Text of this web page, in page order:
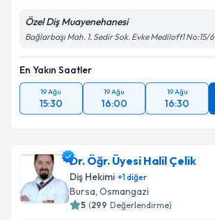
Özel Diş Muayenehanesi
Bağlarbaşı Mah. 1. Sedir Sok. Evke Mediloft1 No:15/6
En Yakın Saatler
19 Ağu
15:30
19 Ağu
16:00
19 Ağu
16:30
Dr. Öğr. Üyesi Halil Çelik
Diş Hekimi +1diğer
Bursa, Osmangazi
5 (299 Değerlendirme)